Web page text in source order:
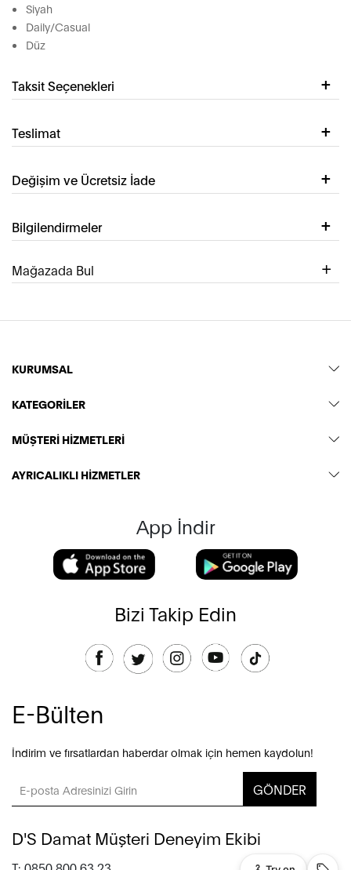
Siyah
Daily/Casual
Düz
Taksit Seçenekleri
Teslimat
Değişim ve Ücretsiz İade
Bilgilendirmeler
Mağazada Bul
KURUMSAL
KATEGORİLER
MÜŞTERİ HİZMETLERİ
AYRICALIKLI HİZMETLER
App İndir
Bizi Takip Edin
E-Bülten
İndirim ve fırsatlardan haberdar olmak için hemen kaydolun!
GÖNDER
D'S Damat Müşteri Deneyim Ekibi